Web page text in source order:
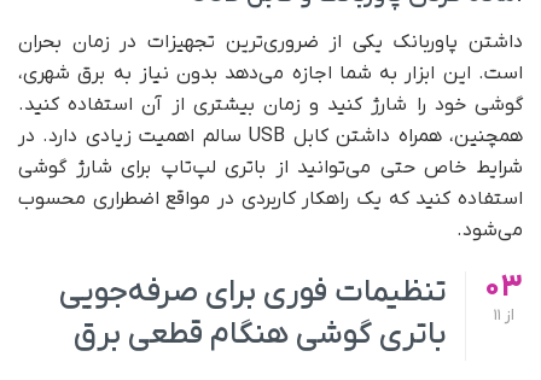
داشتن پاوربانک یکی از ضروری‌ترین تجهیزات در زمان بحران
است. این ابزار به شما اجازه می‌دهد بدون نیاز به برق شهری،
گوشی خود را شارژ کنید و زمان بیشتری از آن استفاده کنید.
همچنین، همراه داشتن کابل USB سالم اهمیت زیادی دارد. در
شرایط خاص حتی می‌توانید از باتری لپ‌تاپ برای شارژ گوشی
استفاده کنید که یک راهکار کاربردی در مواقع اضطراری محسوب
می‌شود.
03
از
تنظیمات فوری برای صرفه‌جویی
باتری گوشی هنگام قطعی برق